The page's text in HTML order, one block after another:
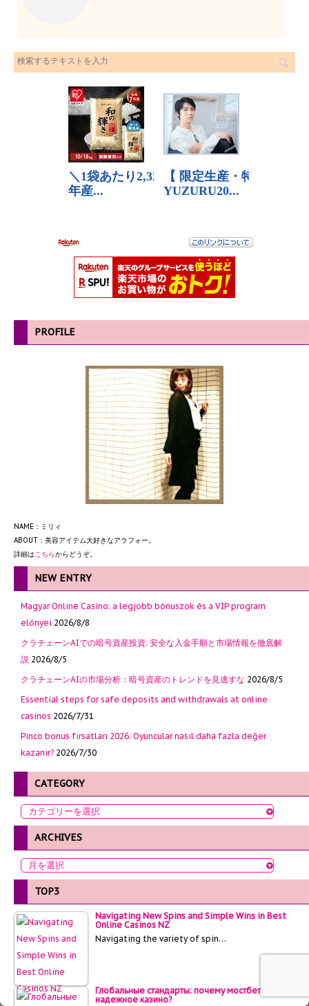
PROFILE
NAME：ミリィ
ABOUT：美容アイテム大好きなアラフォー。
詳細は こちらからどうぞ。
NEW ENTRY
Magyar Online Casino: a legjobb bónuszok és a VIP program
előnyei 2026/8/8
クラチェーンAIでの暗号資産投資: 安全な入金手順と市場情報を徹底解
説 2026/8/5
クラチェーンAIの市場分析：暗号資産のトレンドを見逃すな 2026/8/5
Essential steps for safe deposits and withdrawals at online
casinos 2026/7/31
Pinco bonus fırsatları 2026: Oyuncular nasıl daha fazla değer
kazanır? 2026/7/30
CATEGORY
ARCHIVES
TOP3
Navigating New Spins and Simple Wins in Best
Online Casinos NZ
Navigating the variety of spin…
Глобальные стандарты: почему мостбет это
надежное казино?